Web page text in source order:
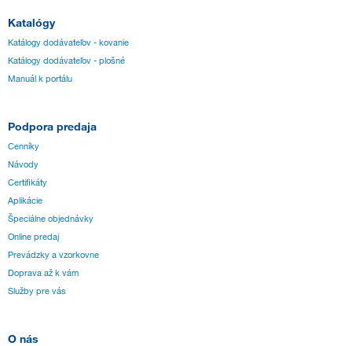
Katalógy
Katálogy dodávateľov - kovanie
Katálogy dodávateľov - plošné
Manuál k portálu
Podpora predaja
Cenníky
Návody
Certifikáty
Aplikácie
Špeciálne objednávky
Online predaj
Prevádzky a vzorkovne
Doprava až k vám
Služby pre vás
O nás